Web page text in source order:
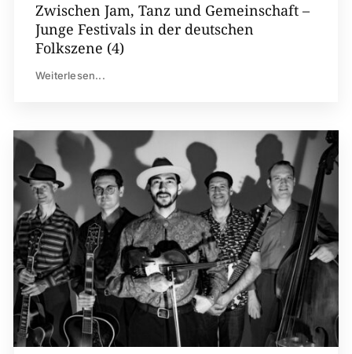
Zwischen Jam, Tanz und Gemeinschaft –
Junge Festivals in der deutschen
Folkszene (4)
Weiterlesen...